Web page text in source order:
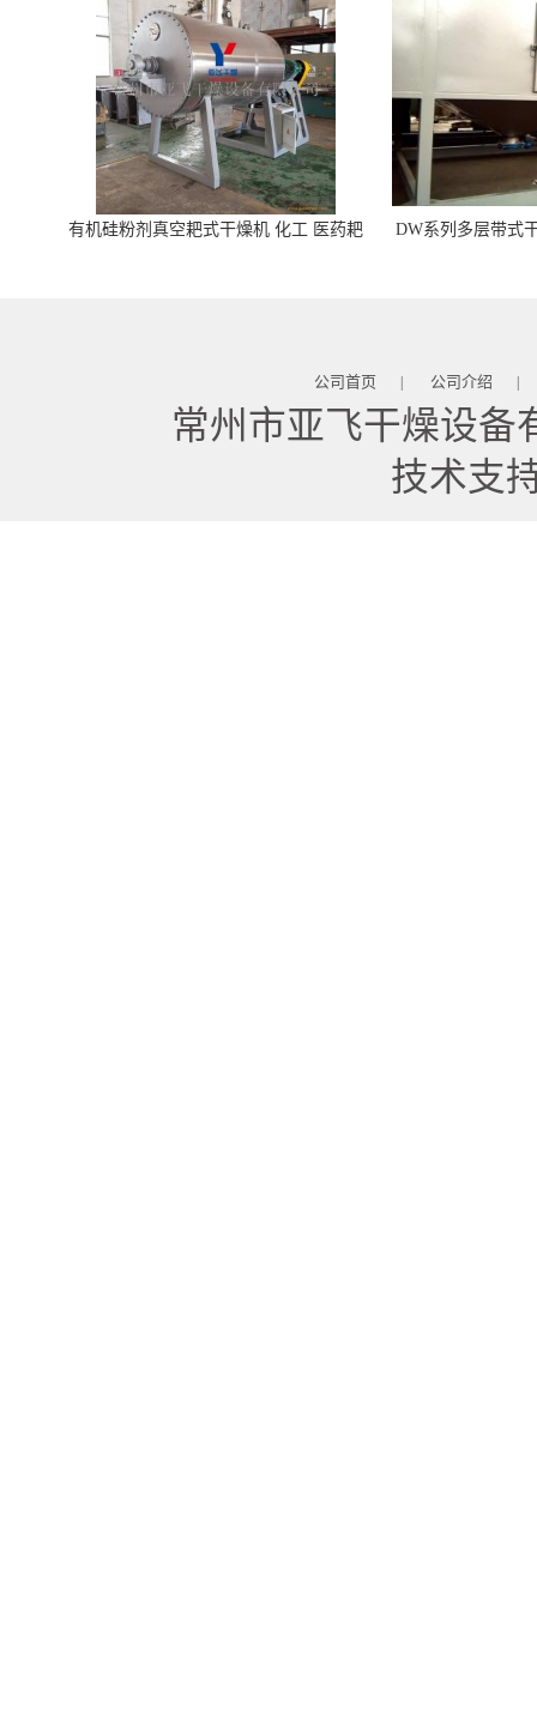
有机硅粉剂真空耙式干燥机 化工 医药耙
DW系列多层带式
公司首页 | 公司介绍 |
常州市亚飞干燥设备
技术支